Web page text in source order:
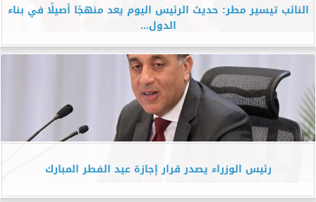
النائب تيسير مطر: حديث الرئيس اليوم يعد منهجًا أصيلًا في بناء
الدول...
رئيس الوزراء يصدر قرار إجازة عيد الفطر المبارك